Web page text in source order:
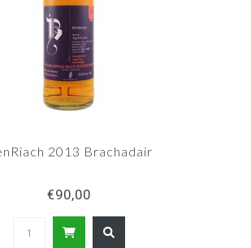
2013 Brachadair
€90,00